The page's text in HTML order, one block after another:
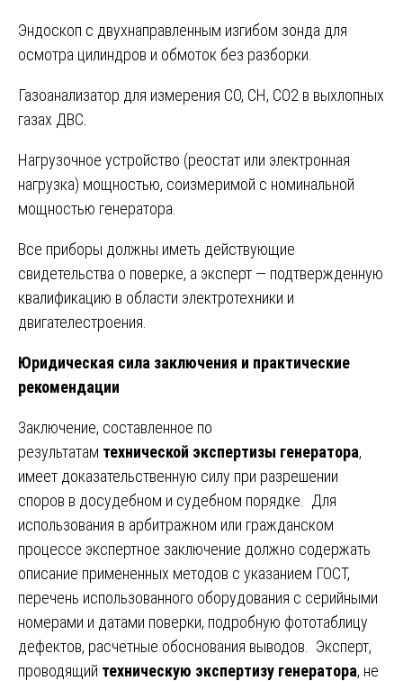
Эндоскоп с двухнаправленным изгибом зонда для
осмотра цилиндров и обмоток без разборки.
Газоанализатор для измерения CO, CH, CO2 в выхлопных
газах ДВС.
Нагрузочное устройство (реостат или электронная
нагрузка) мощностью, соизмеримой с номинальной
мощностью генератора.
Все приборы должны иметь действующие
свидетельства о поверке, а эксперт — подтвержденную
квалификацию в области электротехники и
двигателестроения.
Юридическая сила заключения и практические
рекомендации
Заключение, составленное по
результатам технической экспертизы генератора,
имеет доказательственную силу при разрешении
споров в досудебном и судебном порядке. Для
использования в арбитражном или гражданском
процессе экспертное заключение должно содержать
описание примененных методов с указанием ГОСТ,
перечень использованного оборудования с серийными
номерами и датами поверки, подробную фототаблицу
дефектов, расчетные обоснования выводов. Эксперт,
проводящий техническую экспертизу генератора, не